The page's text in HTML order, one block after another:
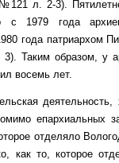
л. 2-3).
с 1979 года
года патриархом
Таким образом, у
восемь лет.
епархиальных
отделяло
как то, которое